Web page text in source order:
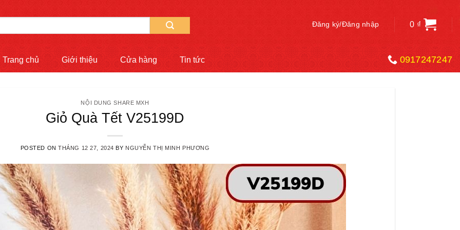
Đăng ký/Đăng nhập 0 ₫
Trang chủ Giới thiệu Cửa hàng Tin tức 0917247247
NỘI DUNG SHARE MXH
Giỏ Quà Tết V25199D
POSTED ONTHÁNG 12 27, 2024 BY NGUYỄN THỊ MINH PHƯƠNG